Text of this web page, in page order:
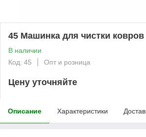
45 Машинка для чистки ковров
В наличии
Код: 45
Опт и розница
Цену уточняйте
Описание Характеристики